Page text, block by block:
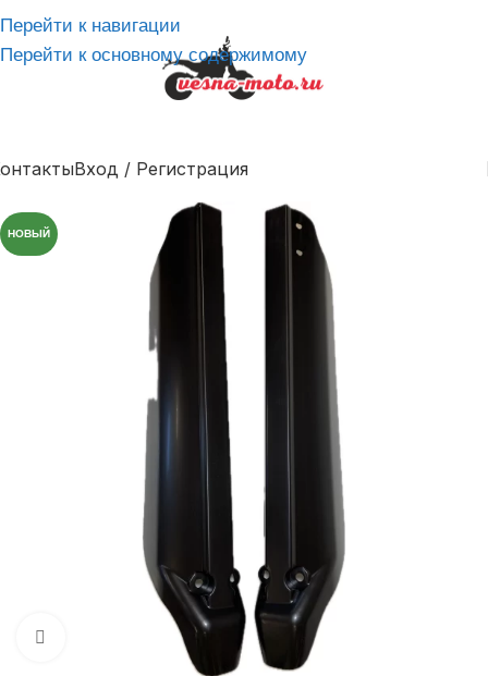
Перейти к навигации
Перейти к основному содержимому
Вход / Регистрация
НОВЫЙ
Нажмите, чтобы увеличить